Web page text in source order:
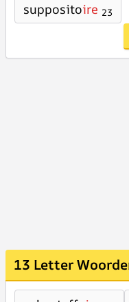
suppositoire 23
13 Letter